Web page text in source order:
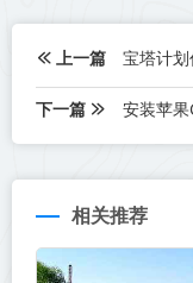
上一篇 宝塔计
下一篇 安装苹
相关推荐